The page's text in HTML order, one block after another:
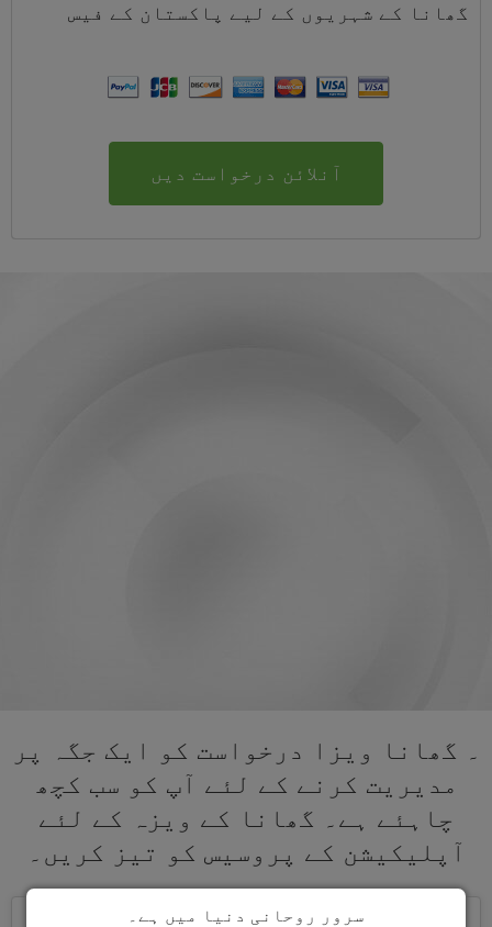
گھانا کے شہریوں کے لیے پاکستان کے فیس
آنلائن درخواست دیں
۔ گھانا ویزا درخواست کو ایک جگہ پر
مدیریت کرنے کے لئے آپ کو سب کچھ
چاہئے ہے۔ گھانا کے ویزہ کے لئے
آپلیکیشن کے پروسیس کو تیز کریں۔
سرور روحانی دنیا میں ہے۔